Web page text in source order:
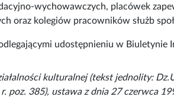
wychowawczych, placówek
oraz kolegiów pracowników służb
udostępnieniu w Biuletynie
kulturalnej (tekst jednolity:
poz. 385), ustawa z dnia 27 czerwca